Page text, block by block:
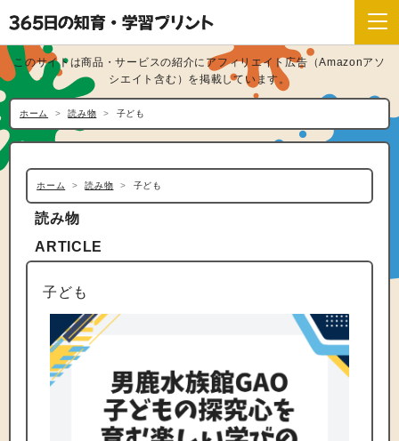
このサイトは商品・サービスの紹介にアフィリエイト広告（Amazonアソ
シエイト含む）を掲載しています。
ホーム 読み物 子ども
ホーム 読み物 子ども
読み物
ARTICLE
子ども